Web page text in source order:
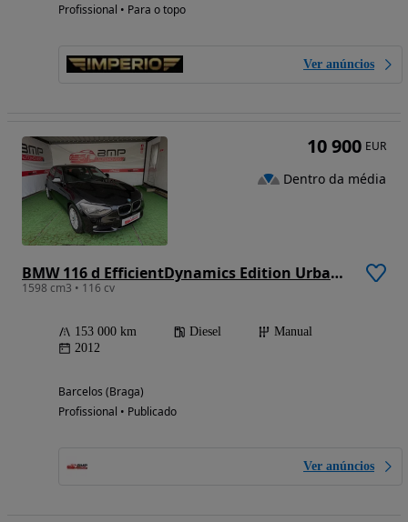
Profissional • Para o topo
Ver anúncios
BMW 116 d EfficientDynamics Edition Urban Line
1598 cm3 • 116 cv
153 000 km Diesel
Manual
2012
Barcelos (Braga)
Profissional • Publicado
Ver anúncios
10 900 EUR
Dentro da média